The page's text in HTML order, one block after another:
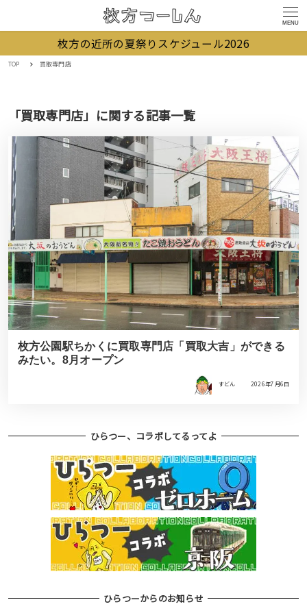
MENU
枚方の近所の夏祭りスケジュール2026
TOP 買取専門店
「買取専門店」に関する記事一覧
枚方公園駅ちかくに買取専門店「買取大吉」ができる
みたい。8月オープン
すどん 2026年7月6日
ひらつー、コラボしてるってよ
ひらつーからのお知らせ